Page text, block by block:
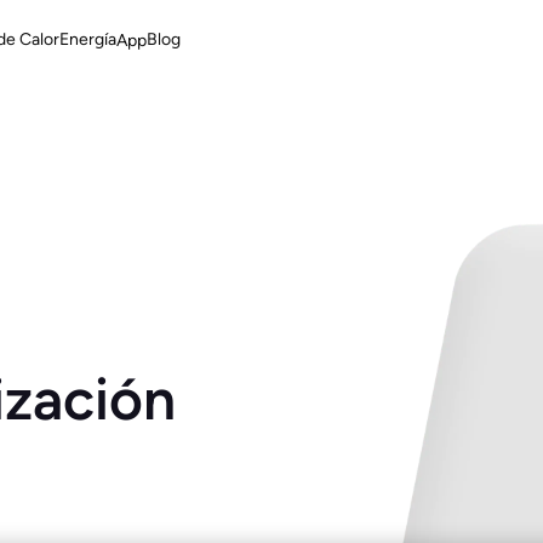
CalorEnergíaAppBlog